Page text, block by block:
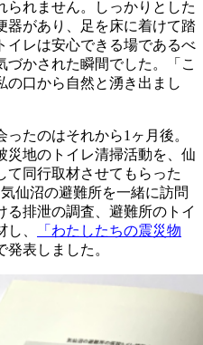
られません。しっかりとした
器があり、足を床に着けて踏
イレは安心できる場であるべ
づかされた瞬間でした。「こ
の口から自然と湧き出まし
たのはそれから1ヶ月後。
災地のトイレ清掃活動を、仙
て同行取材させてもらった
仙沼の避難所を一緒に訪問
る排泄の調査、避難所のトイ
、
「わたしたちの震災物
発表しました。